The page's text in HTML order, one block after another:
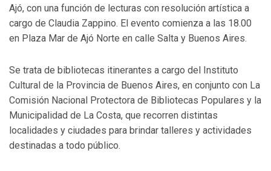
Ajó, con una función de lecturas con resolución artística a
cargo de Claudia Zappino. El evento comienza a las 18.00
en Plaza Mar de Ajó Norte en calle Salta y Buenos Aires.
Se trata de bibliotecas itinerantes a cargo del Instituto
Cultural de la Provincia de Buenos Aires, en conjunto con La
Comisión Nacional Protectora de Bibliotecas Populares y la
Municipalidad de La Costa, que recorren distintas
localidades y ciudades para brindar talleres y actividades
destinadas a todo público.